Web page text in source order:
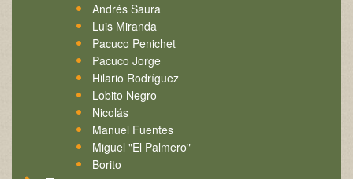
Andrés Saura
Luis Miranda
Pacuco Penichet
Pacuco Jorge
Hilario Rodríguez
Lobito Negro
Nicolás
Manuel Fuentes
Miguel "El Palmero"
Borito